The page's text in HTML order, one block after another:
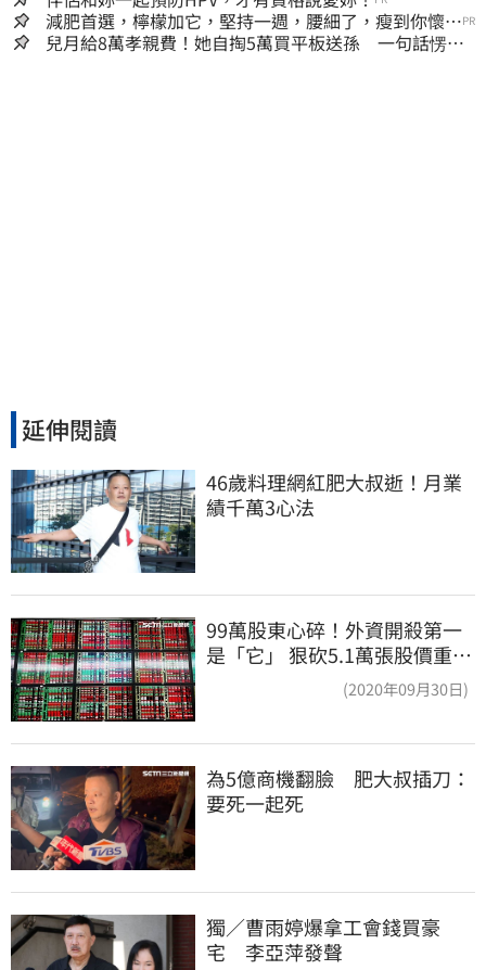
減肥首選，檸檬加它，堅持一週，腰細了，瘦到你懷疑
人生
PR
兒月給8萬孝親費！她自掏5萬買平板送孫 一句話愣原
延伸閱讀
46歲料理網紅肥大叔逝！月業
績千萬3心法
99萬股東心碎！外資開殺第一
是「它」 狠砍5.1萬張股價重挫
(2020年09月30日)
為5億商機翻臉　肥大叔插刀：
要死一起死
獨／曹雨婷爆拿工會錢買豪
宅　李亞萍發聲